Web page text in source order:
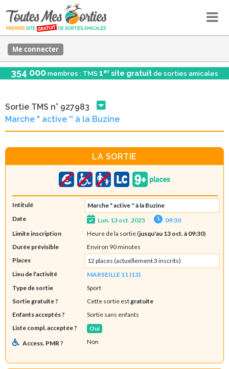
Me connecter
354 000 membres : TMS 1er site gratuit de sorties amicales
Sortie TMS n° 927983
Marche " active '' à la Buzine
LA SORTIE
Intitulé
Marche " active '' à la Buzine
Date
Lun. 13 oct. 2025
09:30
Limite inscription
Heure de la sortie (jusqu'au 13 oct. à 09:30)
Durée prévisible
Environ 90 minutes
Places
12 places (actuellement 3 inscrits)
Lieu de l'activité
MARSEILLE 11 (13)
Type de sortie
Sport
Sortie gratuite ?
Cette sortie est gratuite
Enfants acceptés ?
Sortie sans enfants
Liste compl. acceptée ?
Oui
Access. PMR ? Non